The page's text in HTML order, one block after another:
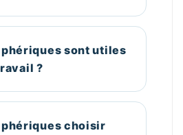
sont utiles
?
choisir